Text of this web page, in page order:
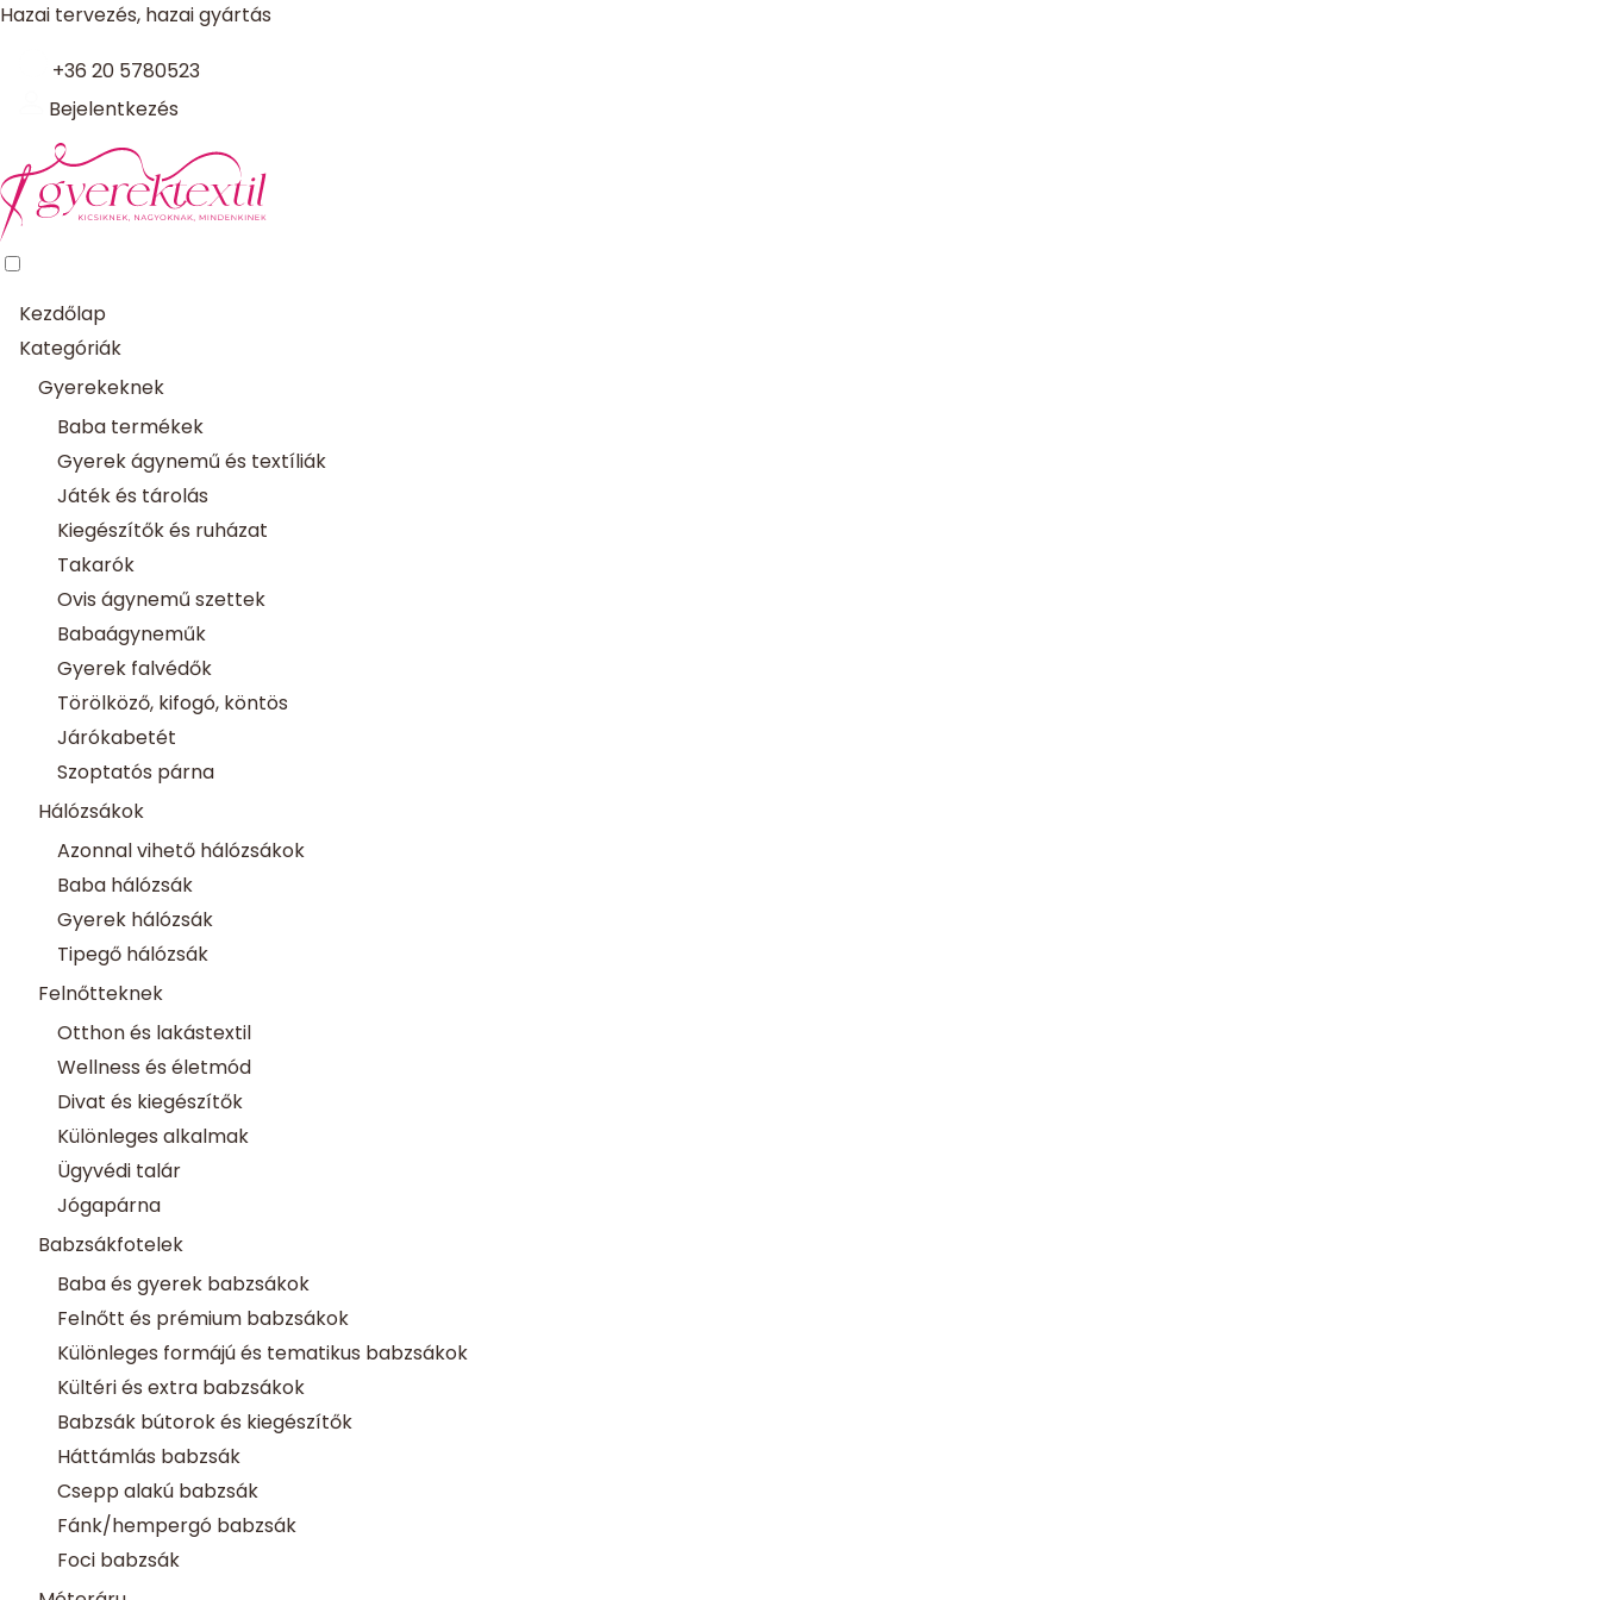
Hazai tervezés, hazai gyártás
+36 20 5780523
Bejelentkezés
Kezdőlap
Kategóriák
Gyerekeknek
Baba termékek
Gyerek ágynemű és textíliák
Játék és tárolás
Kiegészítők és ruházat
Takarók
Ovis ágynemű szettek
Babaágyneműk
Gyerek falvédők
Törölköző, kifogó, köntös
Járókabetét
Szoptatós párna
Hálózsákok
Azonnal vihető hálózsákok
Baba hálózsák
Gyerek hálózsák
Tipegő hálózsák
Felnőtteknek
Otthon és lakástextil
Wellness és életmód
Divat és kiegészítők
Különleges alkalmak
Ügyvédi talár
Jógapárna
Babzsákfotelek
Baba és gyerek babzsákok
Felnőtt és prémium babzsákok
Különleges formájú és tematikus babzsákok
Kültéri és extra babzsákok
Babzsák bútorok és kiegészítők
Háttámlás babzsák
Csepp alakú babzsák
Fánk/hempergó babzsák
Foci babzsák